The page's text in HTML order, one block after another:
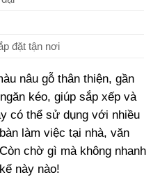
đặt tận nơi
nâu gỗ thân thiện, gần
kéo, giúp sắp xếp và
có thể sử dụng với nhiều
làm việc tại nhà, văn
chờ gì mà không nhanh
này nào!